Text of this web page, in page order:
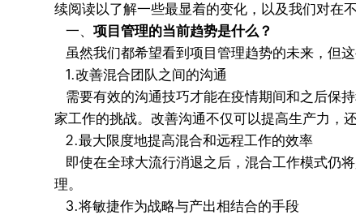
续阅读以了解一些最显着的变化，以及我们对在
一、项目管理的当前趋势是什么？
虽然我们都希望看到项目管理趋势的未来，但
1.改善混合团队之间的沟通
需要有效的沟通技巧才能在疫情期间和之后保
家工作的挑战。改善沟通不仅可以提高生产力，
2.最大限度地提高混合和远程工作的效率
即使在全球大流行消退之后，混合工作模式仍
理。
3.将敏捷作为战略与产出相结合的手段